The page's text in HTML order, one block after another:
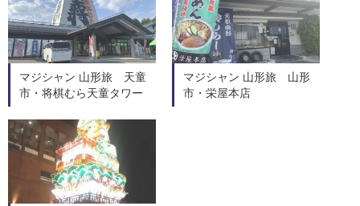
マジシャン 山形旅 天童
市・将棋むら天童タワー
マジシャン 山形旅 山形
市・栄屋本店